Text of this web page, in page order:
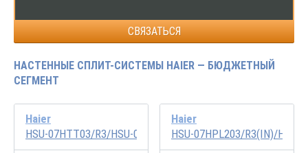
СВЯЗАТЬСЯ
НАСТЕННЫЕ СПЛИТ-СИСТЕМЫ HAIER — БЮДЖЕТНЫЙ
СЕГМЕНТ
Haier
HSU-07HTT03/R3/HSU-07HTT103/R3
Haier
HSU-07HPL203/R3(IN)/HSU-